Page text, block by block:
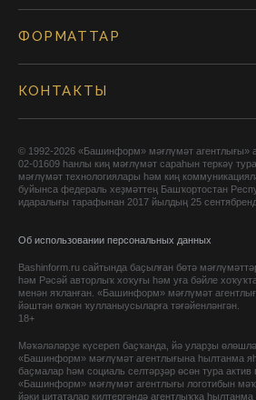
ФОРМАТТАР
КОНТАКТЫ
© 1992-2026 «Башинформ» мәғлүмәт агентлығы»
02-01609 һанлы киң мәғлүмәт сараһын теркәү
мәғлүмәт технологиялары һәм киң
буйынса федераль хеҙмәттең Башҡортостан
идаралығы тарафынан 2017 йылдың 25
Об использовании персональных данных
Bashinform.ru сайтында баҫылған бөтә
һәм Рәсәй авторлыҡ хоҡуғы һәм уға бәйле
менән яҡланған. «Башинформ» мәғлүмәт
йәштән өлкән ҡулланыусыларға тәғәйенләнгән.
18+
Мәҡәләләрҙе күсереп баҫҡанда, йә уларҙы
«Башинформ» мәғлүмәт агентлығына һылтанма
баҫмалар һәм социаль селтәрҙәр өсөн тура актив
«Башинформ» мәғлүмәт агентлығы логотибын
йәки цитаталар килтергәндә агентлыҡҡа